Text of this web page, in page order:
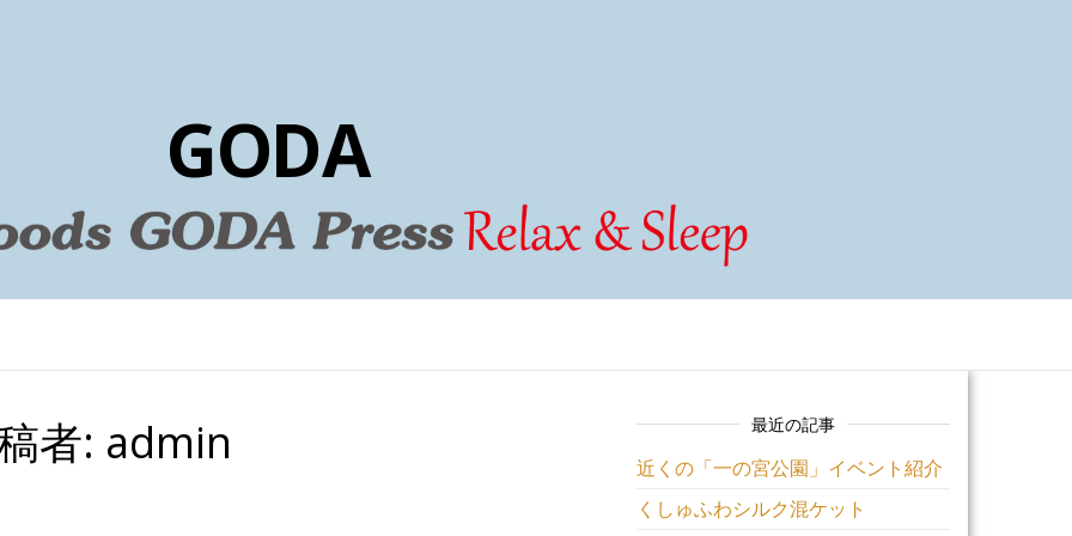
GODA
者: admin 最近の記事
近くの「一の宮公園」イベント紹介
くしゅふわシルク混ケット